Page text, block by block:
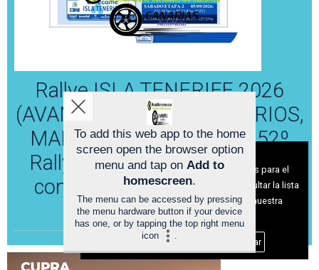
Rallye ISLA TENERIFE 2026
(AVANCE, TRAMOS, HORARIOS,
MAPAS), TOMA NOTA, El 52º
Rallye Isla Tenerife gira al sur,
con sede oficial en la Capital
CHICHARRERA
Aviso sobre el Uso de cookies:
Utilizamos cookies nuestras y de terceros para el
funcionamiento del digital. Puedes consultar la lista
de cookies y como desconectarlas.Ver nuestra
Política de Privacidad y Cookies
Aceptar Cookies Personalizar
To add this web app to the home
screen open the browser option
menu and tap on Add to
homescreen.
The menu can be accessed by pressing
the menu hardware button if your device
has one, or by tapping the top right menu
icon
.